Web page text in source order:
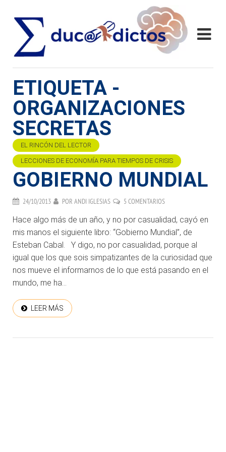
ETIQUETA -
ORGANIZACIONES
SECRETAS
EL RINCÓN DEL LECTOR
LECCIONES DE ECONOMÍA PARA TIEMPOS DE CRISIS
GOBIERNO MUNDIAL
24/10/2013 POR ANDI IGLESIAS 5 COMENTARIOS
Hace algo más de un año, y no por casualidad, cayó en
mis manos el siguiente libro: “Gobierno Mundial”, de
Esteban Cabal. Y digo, no por casualidad, porque al
igual que los que sois simpatizantes de la curiosidad que
nos mueve el informarnos de lo que está pasando en el
mundo, me ha...
LEER MÁS